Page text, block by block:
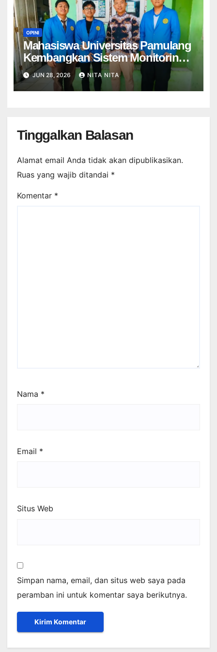
OPINI
Mahasiswa Universitas Pamulang
Kembangkan Sistem Monitoring
Kehadiran di SMP
Muhammadiyah 37 Parung
JUN 28, 2026 NITA NITA
Tinggalkan Balasan
Alamat email Anda tidak akan dipublikasikan.
Ruas yang wajib ditandai *
Komentar *
Nama *
Email *
Situs Web
Simpan nama, email, dan situs web saya pada
peramban ini untuk komentar saya berikutnya.